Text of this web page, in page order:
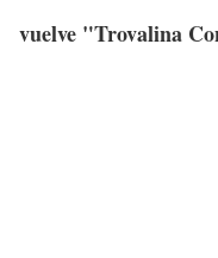
vuelve "Trovalina